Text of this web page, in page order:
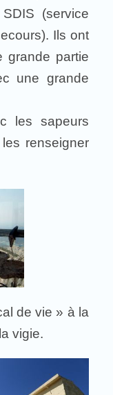
(service
Ils ont
grande partie
une grande
les sapeurs
renseigner
de vie » à la
vigie.